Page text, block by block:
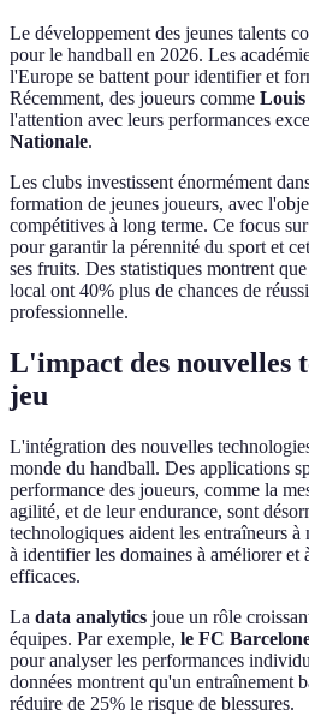
Le développement des jeunes talents
pour le handball en 2026. Les
l'Europe se battent pour identifier et
Récemment, des joueurs comme
l'attention avec leurs performances
Nationale.
Les clubs investissent énormément
formation de jeunes joueurs, avec
compétitives à long terme. Ce focus
pour garantir la pérennité du sport et
ses fruits. Des statistiques montrent
local ont 40% plus de chances de
professionnelle.
L'impact des nouvelles
jeu
L'intégration des nouvelles
monde du handball. Des applications
performance des joueurs, comme la
agilité, et de leur endurance, sont
technologiques aident les entraîneurs
à identifier les domaines à améliorer et
efficaces.
La data analytics joue un rôle
équipes. Par exemple, le FC
pour analyser les performances
données montrent qu'un entraînement
réduire de 25% le risque de blessures.